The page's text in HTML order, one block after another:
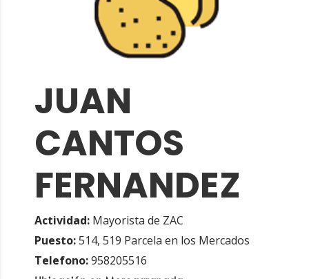
JUAN
CANTOS
FERNANDEZ
Actividad: Mayorista de ZAC
Puesto:514, 519 Parcela en los Mercados
Telefono:958205516